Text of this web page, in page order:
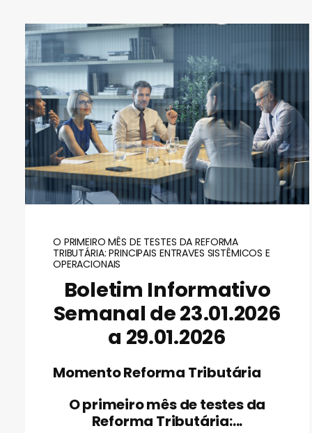
O PRIMEIRO MÊS DE TESTES DA REFORMA
TRIBUTÁRIA: PRINCIPAIS ENTRAVES SISTÊMICOS E
OPERACIONAIS
Boletim Informativo
Semanal de 23.01.2026
a 29.01.2026
Momento Reforma Tributária
O primeiro mês de testes da
Reforma Tributária:...